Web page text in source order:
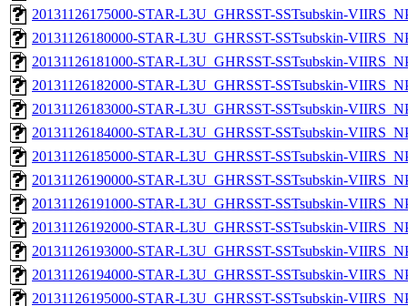
20131126175000-STAR-L3U_GHRSST-SSTsubskin-
20131126180000-STAR-L3U_GHRSST-SSTsubskin-
20131126181000-STAR-L3U_GHRSST-SSTsubskin-
20131126182000-STAR-L3U_GHRSST-SSTsubskin-
20131126183000-STAR-L3U_GHRSST-SSTsubskin-
20131126184000-STAR-L3U_GHRSST-SSTsubskin-
20131126185000-STAR-L3U_GHRSST-SSTsubskin-
20131126190000-STAR-L3U_GHRSST-SSTsubskin-
20131126191000-STAR-L3U_GHRSST-SSTsubskin-
20131126192000-STAR-L3U_GHRSST-SSTsubskin-
20131126193000-STAR-L3U_GHRSST-SSTsubskin-
20131126194000-STAR-L3U_GHRSST-SSTsubskin-
20131126195000-STAR-L3U_GHRSST-SSTsubskin-